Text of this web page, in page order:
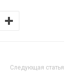
Следующая статья